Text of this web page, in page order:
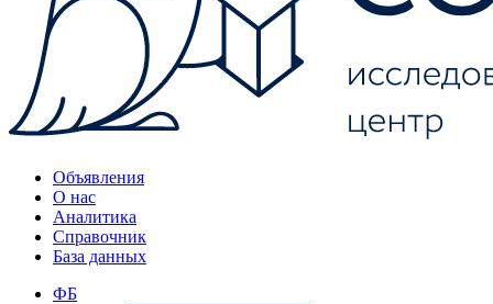
Объявления
О нас
Аналитика
Справочник
База данных
ФБ